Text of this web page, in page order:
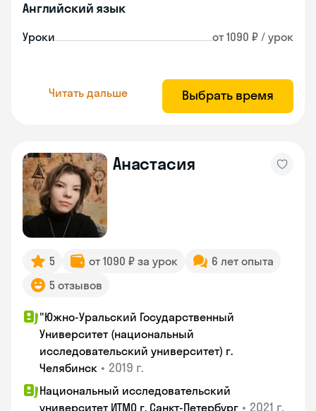
Английский язык
Уроки от 1090 ₽ / урок
Читать дальше Выбрать время
Анастасия
5 от 1090 ₽ за урок
6 лет опыта
5 отзывов
"Южно-Уральский Государственный
Университет (национальный
исследовательский университет) г.
Челябинск • 2019 г.
Национальный исследовательский
университет ИТМО г. Санкт-Петербург • 2021 г.